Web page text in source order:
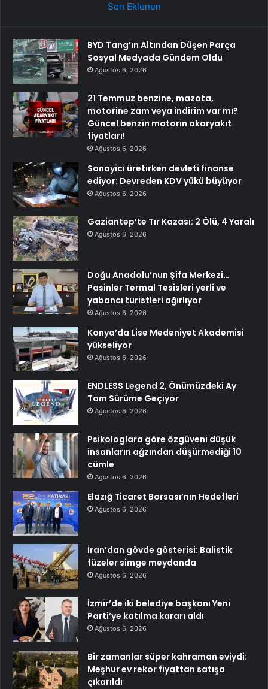
Son Eklenen
BYD Tang’ın Altından Düşen Parça
Sosyal Medyada Gündem Oldu
Ağustos 6, 2026
21 Temmuz benzine, mazota,
motorine zam veya indirim var mı?
Güncel benzin motorin akaryakıt
fiyatları!
Ağustos 6, 2026
Sanayici üretirken devleti finanse
ediyor: Devreden KDV yükü büyüyor
Ağustos 6, 2026
Gaziantep’te Tır Kazası: 2 Ölü, 4 Yaralı
Ağustos 6, 2026
Doğu Anadolu’nun Şifa Merkezi…
Pasinler Termal Tesisleri yerli ve
yabancı turistleri ağırlıyor
Ağustos 6, 2026
Konya’da Lise Medeniyet Akademisi
yükseliyor
Ağustos 6, 2026
ENDLESS Legend 2, Önümüzdeki Ay
Tam Sürüme Geçiyor
Ağustos 6, 2026
Psikologlara göre özgüveni düşük
insanların ağzından düşürmediği 10
cümle
Ağustos 6, 2026
Elazığ Ticaret Borsası’nın Hedefleri
Ağustos 6, 2026
İran’dan gövde gösterisi: Balistik
füzeler simge meydanda
Ağustos 6, 2026
İzmir’de iki belediye başkanı Yeni
Parti’ye katılma kararı aldı
Ağustos 6, 2026
Bir zamanlar süper kahraman eviydi:
Meşhur ev rekor fiyattan satışa
çıkarıldı